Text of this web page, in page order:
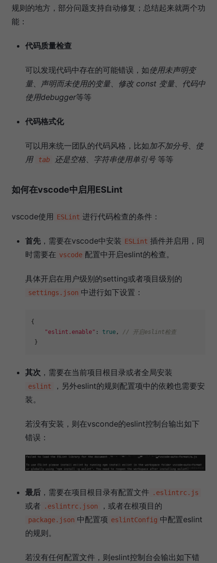
规则的地方，部分问题支持自动修复；总结起来就两个功
能：
代码质量检查
可以发现代码中存在的可能错误，如使用未声明变
量、 声明而未使用的变量、 修改 const 变量、 代码中
使用debugger等等
代码格式化
可以用来统一团队的代码风格，比如加不加分号、 使
用
tab 还是空格、 字符串使用单引号等等
如何在vscode中启用ESLint
vscode使用 ESLint 进行代码检查的条件：
首先 ，需要在vscode中安装 ESLint 插件并启用，同
时需要在 vscode 配置中开启eslint的检查。
具体开启在用户级别的setting或者项目级别的
settings.json 中进行如下设置：
{
"eslint.enable" : true , // 开启eslint检查
其次 ，需要在当前项目根目录或者全局安装
eslint
，另外eslint的规则配置项中的依赖也需要安
装。
若没有安装，则在vsconde的eslint控制台输出如下
错误：
最后 ，需要在项目根目录有配置文件 .eslintrc.js
或者 .eslintrc.json ，或者在根项目的
package.json 中配置项 eslintConfig 中配置eslint
的规则。
若没有任何配置文件，则eslint控制台会输出如下错